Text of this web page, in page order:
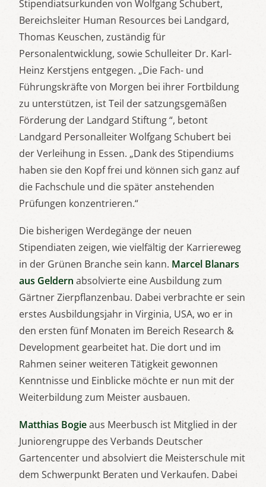
Stipendiatsurkunden von Wolfgang Schubert,
Bereichsleiter Human Resources bei Landgard,
Thomas Keuschen, zuständig für
Personalentwicklung, sowie Schulleiter Dr. Karl-
Heinz Kerstjens entgegen. „Die Fach- und
Führungskräfte von Morgen bei ihrer Fortbildung
zu unterstützen, ist Teil der satzungsgemäßen
Förderung der Landgard Stiftung “, betont
Landgard Personalleiter Wolfgang Schubert bei
der Verleihung in Essen. „Dank des Stipendiums
haben sie den Kopf frei und können sich ganz auf
die Fachschule und die später anstehenden
Prüfungen konzentrieren.“
Die bisherigen Werdegänge der neuen
Stipendiaten zeigen, wie vielfältig der Karriereweg
in der Grünen Branche sein kann. Marcel Blanars
aus Geldern absolvierte eine Ausbildung zum
Gärtner Zierpflanzenbau. Dabei verbrachte er sein
erstes Ausbildungsjahr in Virginia, USA, wo er in
den ersten fünf Monaten im Bereich Research &
Development gearbeitet hat. Die dort und im
Rahmen seiner weiteren Tätigkeit gewonnen
Kenntnisse und Einblicke möchte er nun mit der
Weiterbildung zum Meister ausbauen.
Matthias Bogieaus Meerbusch ist Mitglied in der
Juniorengruppe des Verbands Deutscher
Gartencenter und absolviert die Meisterschule mit
dem Schwerpunkt Beraten und Verkaufen. Dabei